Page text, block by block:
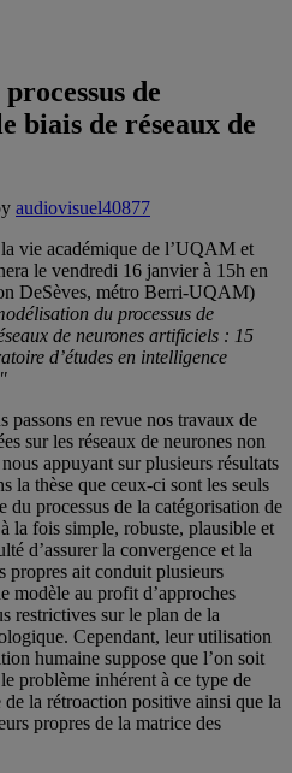
de
biais de réseaux de
audiovisuel40877
vie académique de l’UQAM et
le vendredi 16 janvier à 15h en
DeSèves, métro Berri-UQAM)
du processus de
de neurones artificiels : 15
d’études en intelligence
passons en revue nos travaux de
sur les réseaux de neurones non
appuyant sur plusieurs résultats
la thèse que ceux-ci sont les seuls
du processus de la catégorisation de
la fois simple, robuste, plausible et
d’assurer la convergence et la
propres ait conduit plusieurs
modèle au profit d’approches
restrictives sur le plan de la
Cependant, leur utilisation
humaine suppose que l’on soit
problème inhérent à ce type de
de la rétroaction positive ainsi que la
propres de la matrice des